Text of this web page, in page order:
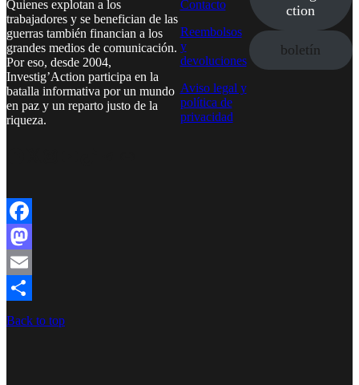
Quienes explotan a los
trabajadores y se benefician de las
guerras también financian a los
grandes medios de comunicación.
Por eso, desde 2004,
Investig’Action participa en la
batalla informativa por un mundo
en paz y un reparto justo de la
riqueza.
Contacto
Reembolsos
y
devoluciones
Aviso legal y
política de
privacidad
ction
boletín
Facebook
Mastodon
Email
Compartir
Back to top